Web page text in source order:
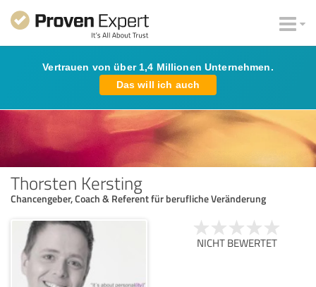
Vertrauen von über 1,4 Millionen Unternehmen.
Das will ich auch
Thorsten Kersting
Chancengeber, Coach & Referent für berufliche Veränderung
NICHT BEWERTET